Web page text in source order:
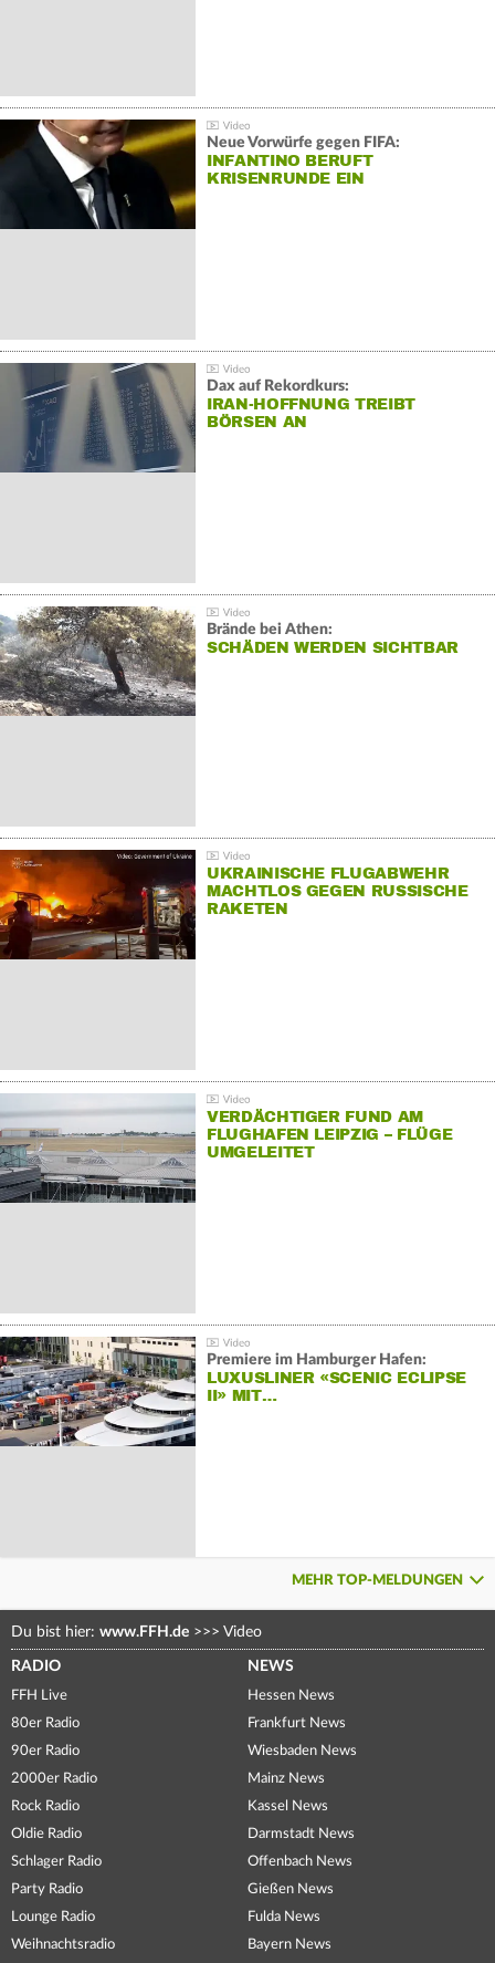
Neue Vorwürfe gegen FIFA:
INFANTINO BERUFT
KRISENRUNDE EIN
Dax auf Rekordkurs:
IRAN-HOFFNUNG TREIBT
BÖRSEN AN
Brände bei Athen:
SCHÄDEN WERDEN SICHTBAR
UKRAINISCHE FLUGABWEHR
MACHTLOS GEGEN RUSSISCHE
RAKETEN
VERDÄCHTIGER FUND AM
FLUGHAFEN LEIPZIG – FLÜGE
UMGELEITET
Premiere im Hamburger Hafen:
LUXUSLINER «SCENIC ECLIPSE
II» MIT…
MEHR TOP-MELDUNGEN
Du bist hier: www.FFH.de >>> Video
RADIO
FFH Live
80er Radio
90er Radio
2000er Radio
Rock Radio
Oldie Radio
Schlager Radio
Party Radio
Lounge Radio
Weihnachtsradio
NEWS
Hessen News
Frankfurt News
Wiesbaden News
Mainz News
Kassel News
Darmstadt News
Offenbach News
Gießen News
Fulda News
Bayern News